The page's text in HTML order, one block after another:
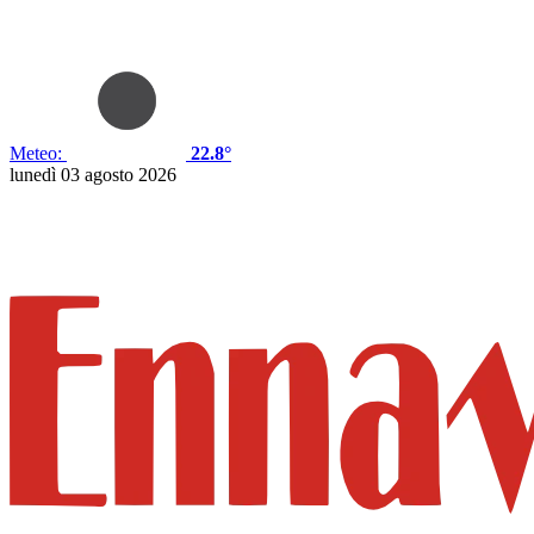
Meteo:
22.8°
lunedì 03 agosto 2026